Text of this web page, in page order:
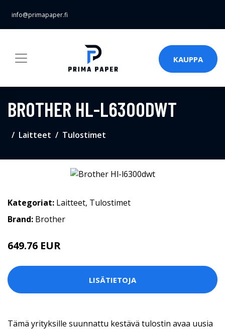
info@primapaper.fi
KAUPPA
BROTHER HL-L6300DWT
Laitteet Tulostimet
Kategoriat: Laitteet, Tulostimet
Brand: Brother
649.76 EUR
LISÄTIETOJA
Tämä yrityksille suunnattu kestävä tulostin avaa uusia